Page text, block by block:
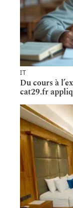
IT
Du cours à
cat29.fr